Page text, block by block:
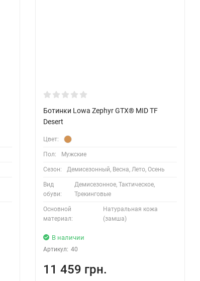
Ботинки Lowa Zephyr GTX® MID TF
Desert
Цвет:
Пол: Мужские
Сезон: Демисезонный, Весна, Лето, Осень
Вид
обуви:
Демисезонное, Тактическое,
Трекинговые
Основной
материал:
Натуральная кожа
(замша)
В наличии
Артикул: 40
11 459 грн.